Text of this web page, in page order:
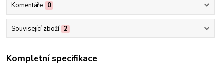
Komentáře 0
Související zboží 2
Kompletní specifikace